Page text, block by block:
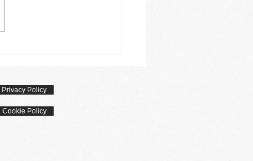
Privacy Policy
Cookie Policy